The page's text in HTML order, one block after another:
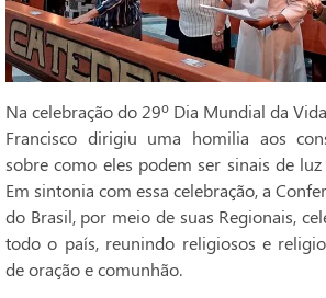
Na celebração do 29º Dia Mundial da
Francisco dirigiu uma homilia aos
sobre como eles podem ser sinais de
Em sintonia com essa celebração, a
do Brasil, por meio de suas Regionais,
todo o país, reunindo religiosos e
de oração e comunhão.